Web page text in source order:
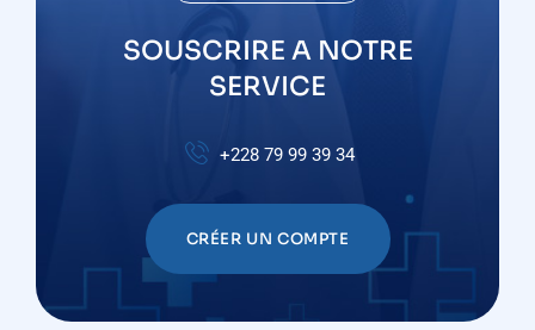
SOUSCRIRE A NOTRE
SERVICE
+228 79 99 39 34
CRÉER UN COMPTE